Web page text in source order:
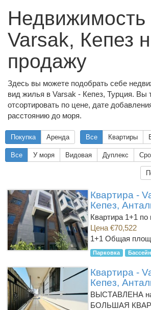
Недвижимость
Varsak, Кепез
продажу
Здесь вы можете подобрать себе
вид жилья в Varsak - Кепез, Турция. Вы
отсортировать по цене, дате
расстоянию до моря.
Покупка Аренда Все Квартиры
Все У моря Видовая Дуплекс
Квартира -
Кепез,
Квартира 1+1
Цена €70,522
1+1 Общая
Парковка Бассейн
Квартира -
Кепез,
ВЫСТАВЛЕНА
БОЛЬШАЯ